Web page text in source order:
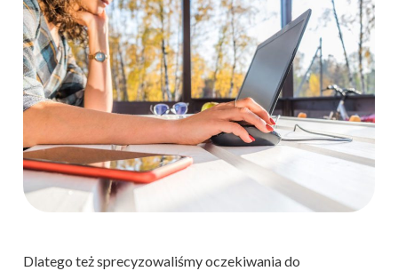
Dlatego też sprecyzowaliśmy oczekiwania do